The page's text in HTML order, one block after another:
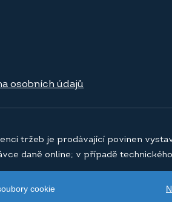
osobních údajů
tržeb je prodávající povinen
daně online; v případě
cookie